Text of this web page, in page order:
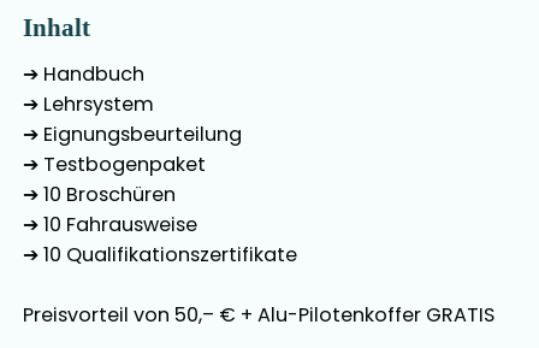
Inhalt
➔ Handbuch
➔ Lehrsystem
➔ Eignungsbeurteilung
➔ Testbogenpaket
➔ 10 Broschüren
➔ 10 Fahrausweise
➔ 10 Qualifikationszertifikate
Preisvorteil von 50,– € + Alu-Pilotenkoffer GRATIS